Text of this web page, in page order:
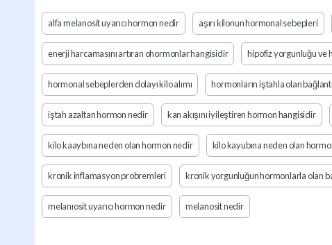
alfa melanosit uyarıcı hormon nedir aşırı kilonun hormonal sebepleri
enerji harcamasını artıran ohormonlar hangisidir hipofiz yorgunluğu ve
hormonal sebeplerden dolayı kilo alımı hormonların iştahla olan
iştah azaltan hormon nedir kan akışını iyileştiren hormon hangisidir
kilo kaaybına neden olan hormon nedir kilo kayubına neden olan
kronik inflamasyon probremleri kronik yorgunluğun hormonlarla olan
melanıosit uyarıcı hormon nedir melanosit nedir